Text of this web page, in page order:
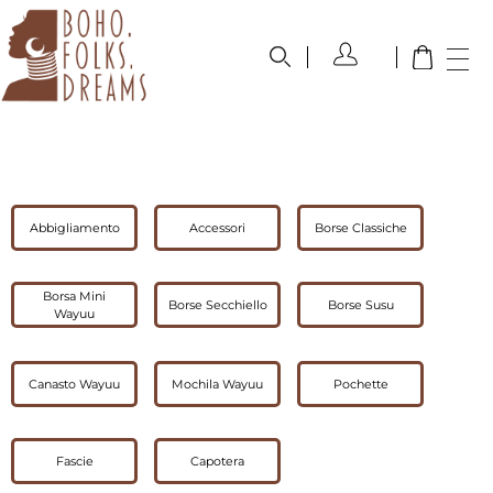
Abbigliamento Accessori Borse Classiche
Borsa Mini
Wayuu
Borse Secchiello Borse Susu
Canasto Wayuu Mochila Wayuu Pochette
Fascie Capotera